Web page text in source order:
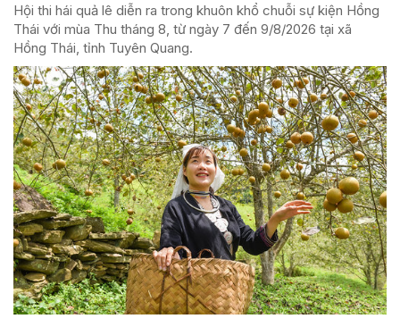
Hội thi hái quả lê diễn ra trong khuôn khổ chuỗi sự kiện Hồng
Thái với mùa Thu tháng 8, từ ngày 7 đến 9/8/2026 tại xã
Hồng Thái, tỉnh Tuyên Quang.